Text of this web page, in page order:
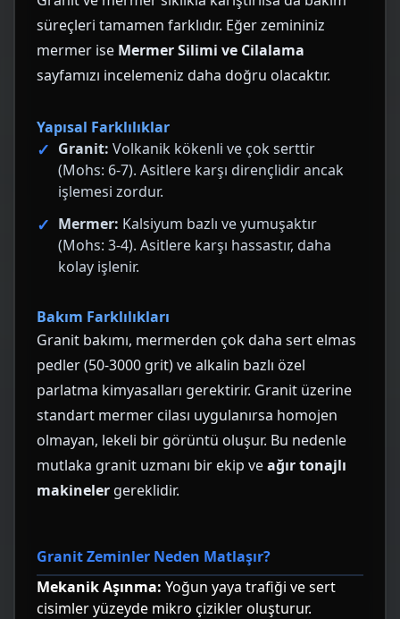
süreçleri tamamen farklıdır. Eğer zemininiz
mermer ise Mermer Silimi ve Cilalama
sayfamızı incelemeniz daha doğru olacaktır.
Yapısal Farklılıklar
Granit: Volkanik kökenli ve çok serttir
(Mohs: 6-7). Asitlere karşı dirençlidir ancak
işlemesi zordur.
Mermer: Kalsiyum bazlı ve yumuşaktır
(Mohs: 3-4). Asitlere karşı hassastır, daha
kolay işlenir.
Bakım Farklılıkları
Granit bakımı, mermerden çok daha sert elmas
pedler (50-3000 grit) ve alkalin bazlı özel
parlatma kimyasalları gerektirir. Granit üzerine
standart mermer cilası uygulanırsa homojen
olmayan, lekeli bir görüntü oluşur. Bu nedenle
mutlaka granit uzmanı bir ekip veağır tonajlı
makineler gereklidir.
Granit Zeminler Neden Matlaşır?
Mekanik Aşınma: Yoğun yaya trafiği ve sert
cisimler yüzeyde mikro çizikler oluşturur.